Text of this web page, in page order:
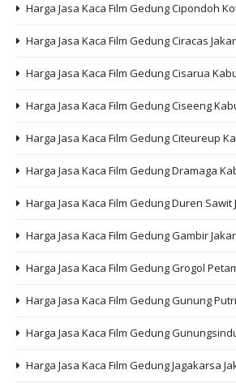
Harga Jasa Kaca Film Gedung Cipondoh
Harga Jasa Kaca Film Gedung Ciracas
Harga Jasa Kaca Film Gedung Cisarua
Harga Jasa Kaca Film Gedung Ciseeng
Harga Jasa Kaca Film Gedung Citeureup
Harga Jasa Kaca Film Gedung Dramaga
Harga Jasa Kaca Film Gedung Duren Sawit
Harga Jasa Kaca Film Gedung Gambir
Harga Jasa Kaca Film Gedung Grogol
Harga Jasa Kaca Film Gedung Gunung
Harga Jasa Kaca Film Gedung
Harga Jasa Kaca Film Gedung Jagakarsa